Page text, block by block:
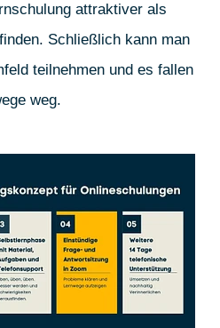
attraktiver als
Schließlich kann man
teilnehmen und es fallen
weg.